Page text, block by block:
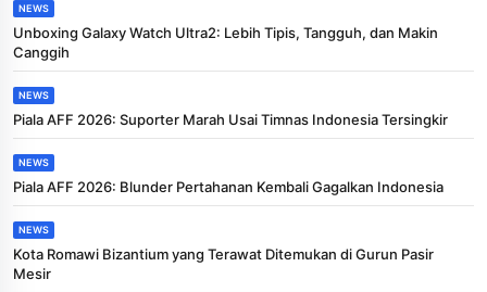
NEWS
Unboxing Galaxy Watch Ultra2: Lebih Tipis, Tangguh, dan Makin
Canggih
NEWS
Piala AFF 2026: Suporter Marah Usai Timnas Indonesia Tersingkir
NEWS
Piala AFF 2026: Blunder Pertahanan Kembali Gagalkan Indonesia
NEWS
Kota Romawi Bizantium yang Terawat Ditemukan di Gurun Pasir
Mesir